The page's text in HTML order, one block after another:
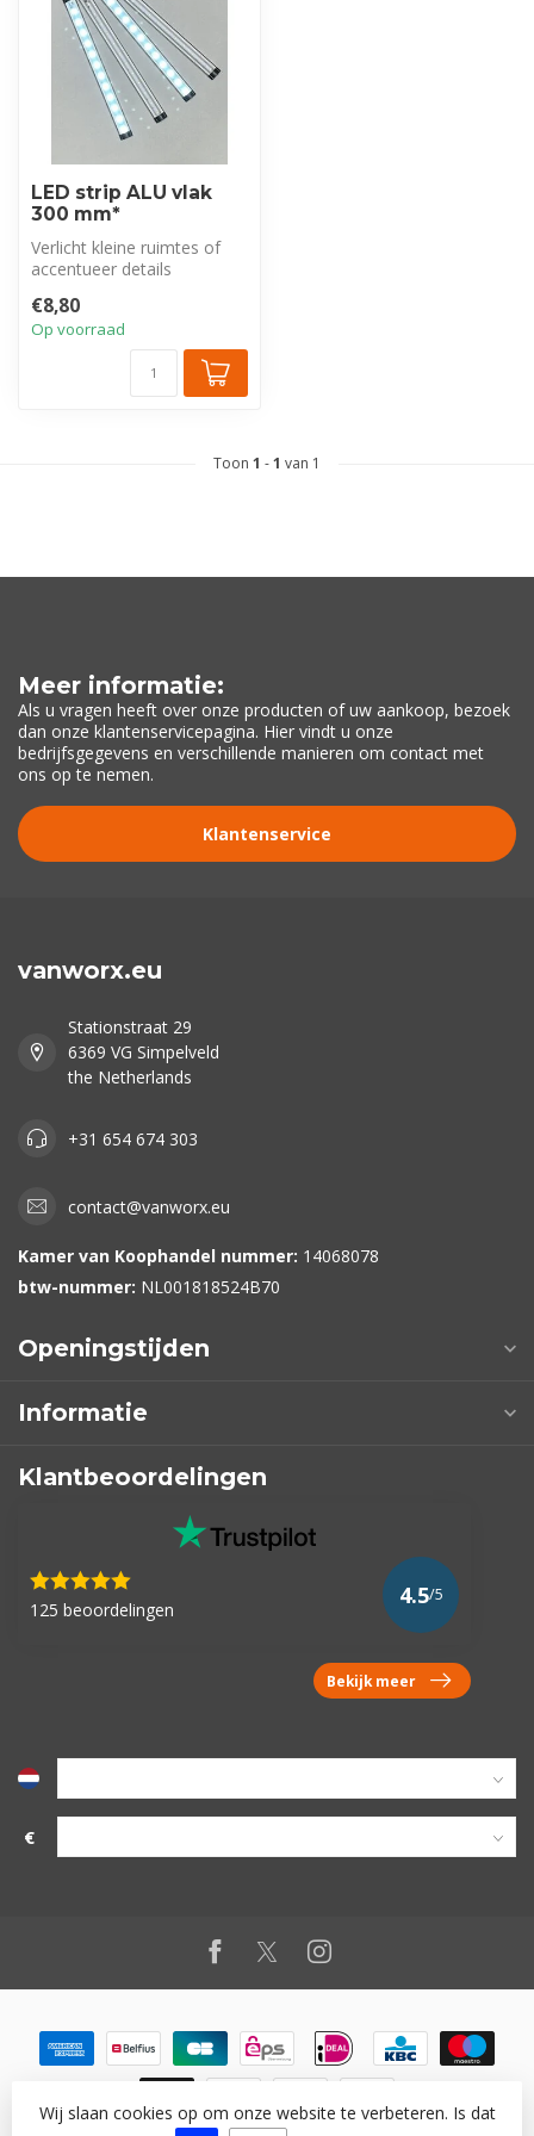
LED strip ALU vlak
300 mm*
Verlicht kleine ruimtes of
accentueer details
compacte, vlakk...
€8,80
Op voorraad
Toon 1 -1 van 1
Meer informatie:
Als u vragen heeft over onze producten of uw aankoop, bezoek
dan onze klantenservicepagina. Hier vindt u onze
bedrijfsgegevens en verschillende manieren om contact met
ons op te nemen.
Klantenservice
vanworx.eu
Stationstraat 29
6369 VG Simpelveld
the Netherlands
+31 654 674 303
contact@vanworx.eu
Kamer van Koophandel nummer: 14068078
btw-nummer: NL001818524B70
Openingstijden
Informatie
Klantbeoordelingen
125 beoordelingen
4.5/5
Bekijk meer
€
Wij slaan cookies op om onze website te verbeteren. Is dat